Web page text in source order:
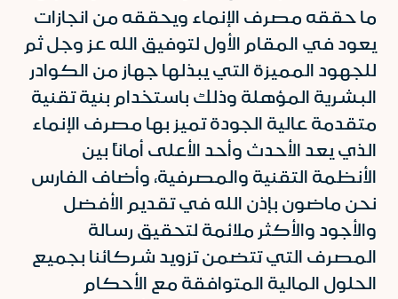
ما حققه مصرف الإنماء ويحققه من انجازات
يعود في المقام الأول لتوفيق الله عز وجل ثم
للجهود المميزة التي يبذلها جهاز من الكوادر
البشرية المؤهلة وذلك باستخدام بنية تقنية
متقدمة عالية الجودة تميز بها مصرف الإنماء
الذي يعد الأحدث وأحد الأعلى أماناً بين
الأنظمة التقنية والمصرفية، وأضاف الفارس
نحن ماضون بإذن الله في تقديم الأفضل
والأجود والأكثر ملائمة لتحقيق رسالة
المصرف التي تتضمن تزويد شركائنا بجميع
الحلول المالية المتوافقة مع الأحكام